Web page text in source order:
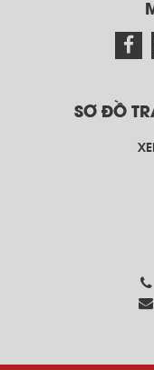
SƠ ĐỒ